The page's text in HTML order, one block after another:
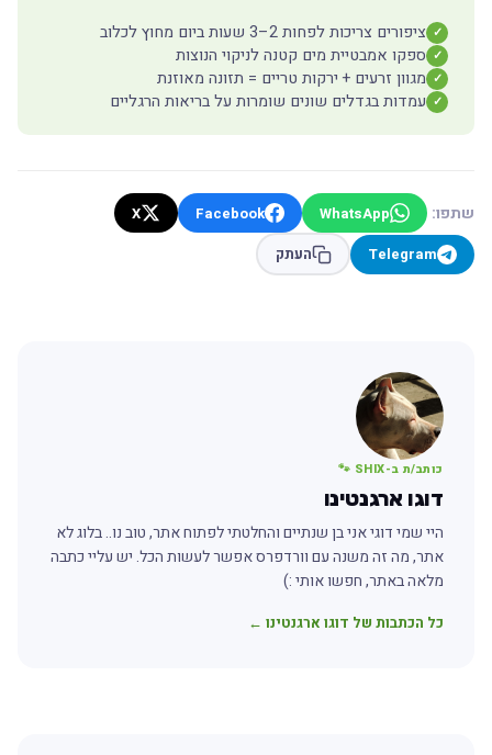
✓ ציפורים צריכות לפחות 2–3 שעות ביום מחוץ לכלוב
✓ ספקו אמבטיית מים קטנה לניקוי הנוצות
✓ מגוון זרעים + ירקות טריים = תזונה מאוזנת
✓ עמדות בגדלים שונים שומרות על בריאות הרגליים
שתפו: WhatsApp
Facebook
X
Telegram
העתק
כותב/ת ב-SHIX 🐾
דוגו ארגנטינו
היי שמי דוגי אני בן שנתיים והחלטתי לפתוח אתר, טוב נו.. בלוג לא
אתר, מה זה משנה עם וורדפרס אפשר לעשות הכל. יש עליי כתבה
מלאה באתר, חפשו אותי :)
כל הכתבות של דוגו ארגנטינו ←